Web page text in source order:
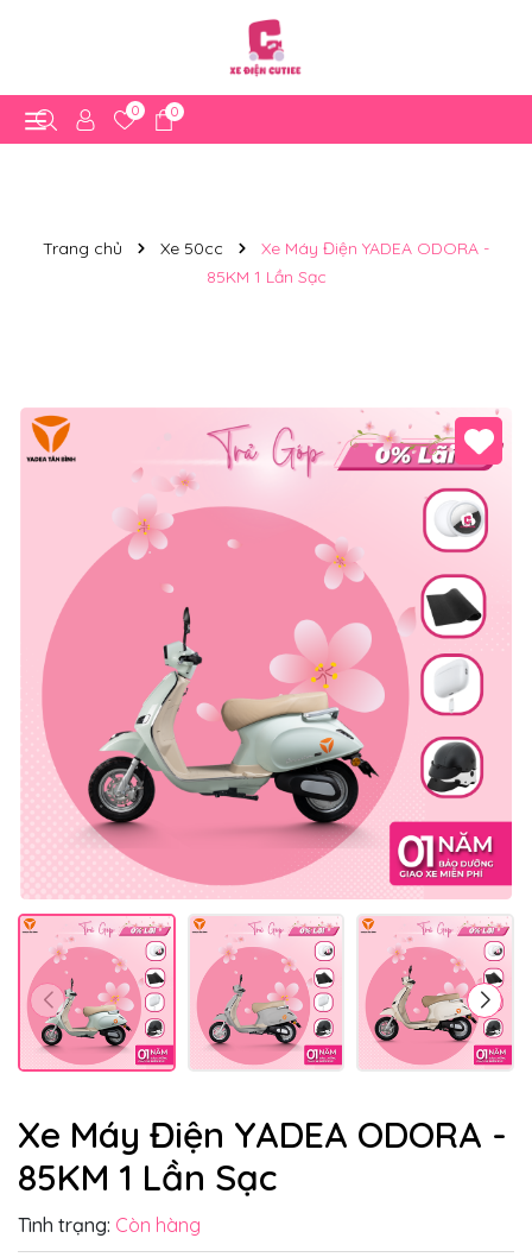
0 0
Trang chủ Xe 50cc
Xe Máy Điện YADEA ODORA -
85KM 1 Lần Sạc
Xe Máy Điện YADEA ODORA -
85KM 1 Lần Sạc
Tình trạng: Còn hàng